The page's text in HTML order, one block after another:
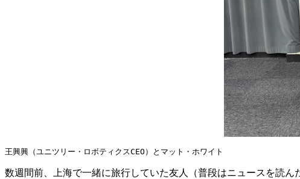
王興興（ユニツリー・ロボティクスCEO）とマット・ホワイト
数週間前、上海で一緒に旅行していた友人（普段はニュースを読